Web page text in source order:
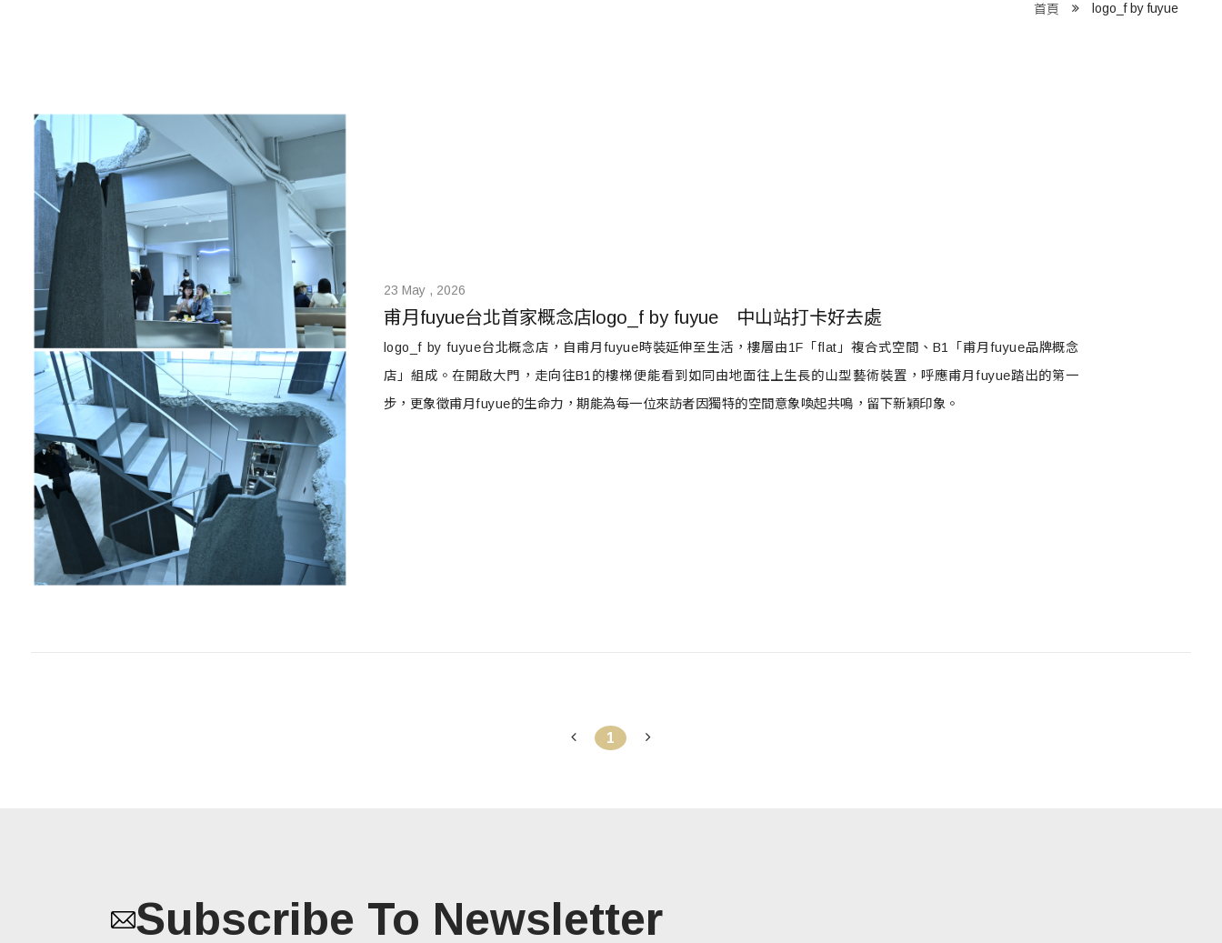
首頁 logo_f by fuyue
23 May , 2026
甫月fuyue台北首家概念店logo_f by fuyue　中山站打卡好去處
logo_f by fuyue台北概念店，自甫月fuyue時裝延伸至生活，樓層由1F「flat」複合式空間、B1「甫月fuyue品牌概念
店」組成。在開啟大門，走向往B1的樓梯便能看到如同由地面往上生長的山型藝術裝置，呼應甫月fuyue踏出的第一
步，更象徵甫月fuyue的生命力，期能為每一位來訪者因獨特的空間意象喚起共鳴，留下新穎印象。
1
Subscribe To Newsletter